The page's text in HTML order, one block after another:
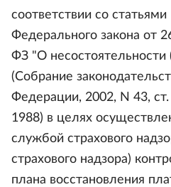
соответствии со статьями
Федерального закона от
ФЗ "О несостоятельности
(Собрание
Федерации, 2002, N 43,
1988) в целях
службой страхового
страхового надзора)
плана восстановления